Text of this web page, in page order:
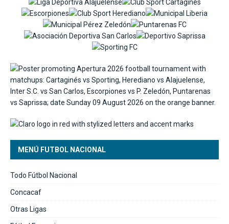
MENÚ FUTBOL NACIONAL
Todo Fútbol Nacional
Concacaf
Otras Ligas